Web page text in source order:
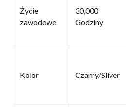
Życie
zawodowe
30,000
Godziny
Kolor Czarny/Sliver